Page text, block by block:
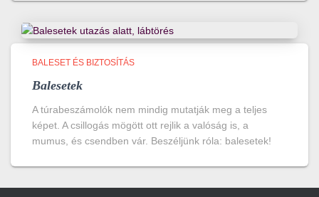
BALESET ÉS BIZTOSÍTÁS
Balesetek
A túrabeszámolók nem mindig mutatják meg a teljes
képet. A csillogás mögött ott rejlik a valóság is, a
mumus, és csendben vár. Beszéljünk róla: balesetek!